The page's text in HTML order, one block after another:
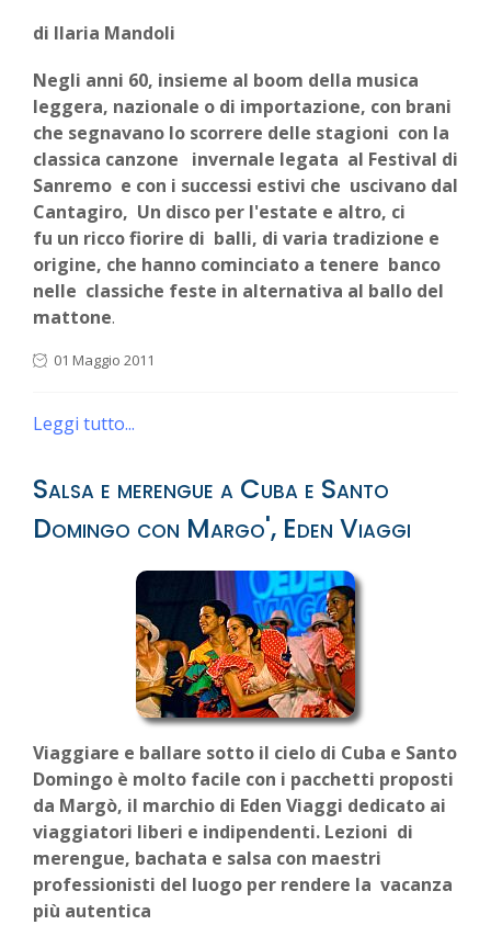
di Ilaria Mandoli
Negli anni 60, insieme al boom della musica
leggera, nazionale o di importazione, con brani
che segnavano lo scorrere delle stagioni con la
classica canzone invernale legata al Festival di
Sanremo e con i successi estivi che uscivano dal
Cantagiro, Un disco per l'estate e altro, ci
fu un ricco fiorire di balli, di varia tradizione e
origine, che hanno cominciato a tenere banco
nelle classiche feste in alternativa al ballo del
mattone.
01 Maggio 2011
Leggi tutto...
Salsa e merengue a Cuba e Santo
Domingo con Margo', Eden Viaggi
Viaggiare e ballare sotto il cielo di Cuba e Santo
Domingo è molto facile con i pacchetti proposti
da Margò, il marchio di Eden Viaggi dedicato ai
viaggiatori liberi e indipendenti. Lezioni di
merengue, bachata e salsa con maestri
professionisti del luogo per rendere la vacanza
più autentica